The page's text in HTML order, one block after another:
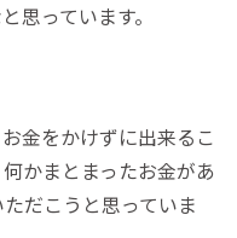
思っています。
金をかけずに出来るこ
かまとまったお金があ
だこうと思っていま